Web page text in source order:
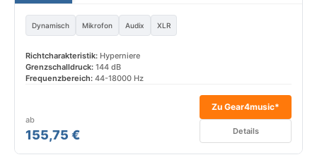
Dynamisch Mikrofon Audix XLR
Richtcharakteristik: Hyperniere
Grenzschalldruck: 144 dB
Frequenzbereich: 44-18000 Hz
ab
155,75 €
Zu Gear4music*
Details